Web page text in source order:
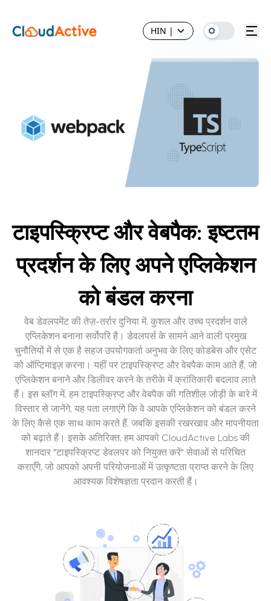
HIN |
टाइपस्क्रिप्ट और वेबपैक: इष्टतम
प्रदर्शन के लिए अपने एप्लिकेशन
को बंडल करना
वेब डेवलपमेंट की तेज़-तर्रार दुनिया में, कुशल और उच्च प्रदर्शन वाले
एप्लिकेशन बनाना सर्वोपरि है। डेवलपर्स के सामने आने वाली प्रमुख
चुनौतियों में से एक है सहज उपयोगकर्ता अनुभव के लिए कोडबेस और एसेट
को ऑप्टिमाइज़ करना। यहीं पर टाइपस्क्रिप्ट और वेबपैक काम आते हैं, जो
एप्लिकेशन बनाने और डिलीवर करने के तरीके में क्रांतिकारी बदलाव लाते
हैं। इस ब्लॉग में, हम टाइपस्क्रिप्ट और वेबपैक की गतिशील जोड़ी के बारे में
विस्तार से जानेंगे, यह पता लगाएंगे कि वे आपके एप्लिकेशन को बंडल करने
के लिए कैसे एक साथ काम करते हैं, जबकि इसकी रखरखाव और मापनीयता
को बढ़ाते हैं। इसके अतिरिक्त, हम आपको CloudActive Labs की
शानदार "टाइपस्क्रिप्ट डेवलपर को नियुक्त करें" सेवाओं से परिचित
कराएँगे, जो आपको अपनी परियोजनाओं में उत्कृष्टता प्राप्त करने के लिए
आवश्यक विशेषज्ञता प्रदान करती हैं।